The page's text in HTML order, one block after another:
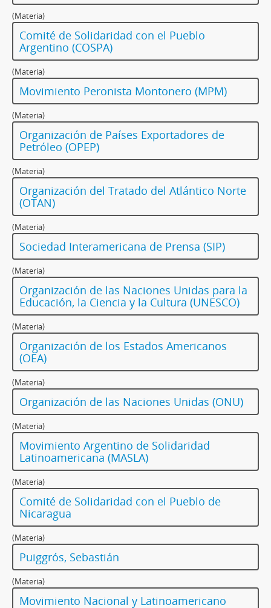
(Materia)
Comité de Solidaridad con el Pueblo
Argentino (COSPA)
(Materia)
Movimiento Peronista Montonero (MPM)
(Materia)
Organización de Países Exportadores de
Petróleo (OPEP)
(Materia)
Organización del Tratado del Atlántico Norte
(OTAN)
(Materia)
Sociedad Interamericana de Prensa (SIP)
(Materia)
Organización de las Naciones Unidas para la
Educación, la Ciencia y la Cultura (UNESCO)
(Materia)
Organización de los Estados Americanos
(OEA)
(Materia)
Organización de las Naciones Unidas (ONU)
(Materia)
Movimiento Argentino de Solidaridad
Latinoamericana (MASLA)
(Materia)
Comité de Solidaridad con el Pueblo de
Nicaragua
(Materia)
Puiggrós, Sebastián
(Materia)
Movimiento Nacional y Latinoamericano